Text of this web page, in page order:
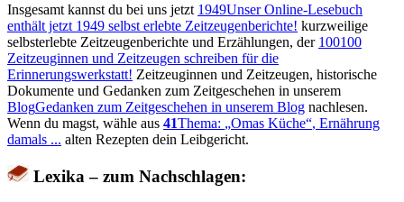
Insgesamt kannst du bei uns jetzt 1949Unser Online-Lesebuch
enthält jetzt 1949 selbst erlebte Zeitzeugenberichte! kurzweilige
selbsterlebte Zeitzeugenberichte und Erzählungen, der 100100
Zeitzeuginnen und Zeitzeugen schreiben für die
Erinnerungswerkstatt! Zeitzeuginnen und Zeitzeugen, historische
Dokumente und Gedanken zum Zeitgeschehen in unserem
BlogGedanken zum Zeitgeschehen in unserem Blog nachlesen.
Wenn du magst, wähle aus 41Thema: Omas Küche , Ernährung
damals ... alten Rezepten dein Leibgericht.
Lexika – zum Nachschlagen: